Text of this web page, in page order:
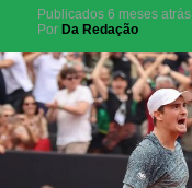
Publicados 6 meses atrás
Por Da Redação